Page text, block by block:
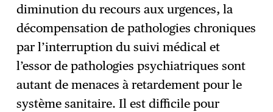
diminution du recours aux urgences, la
décompensation de pathologies chroniques
par l’interruption du suivi médical et
l’essor de pathologies psychiatriques sont
autant de menaces à retardement pour le
système sanitaire. Il est difficile pour